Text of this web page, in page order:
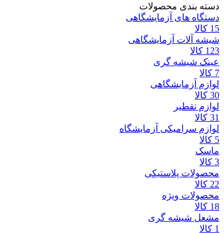
دسته بندی محصولات
دستگاه های آزمایشگاهی
15 کالا
شیشه آلات آزمایشگاهی
123 کالا
عینک شیشه گری
7 کالا
لوازم آزمایشگاهی
30 کالا
لوازم تقطیر
31 کالا
لوازم سرامیکی آزمایشگاه
5 کالا
ماسک
3 کالا
محصولات پلاستیکی
22 کالا
محصولات ویژه
18 کالا
مشعل شیشه گری
1 کالا